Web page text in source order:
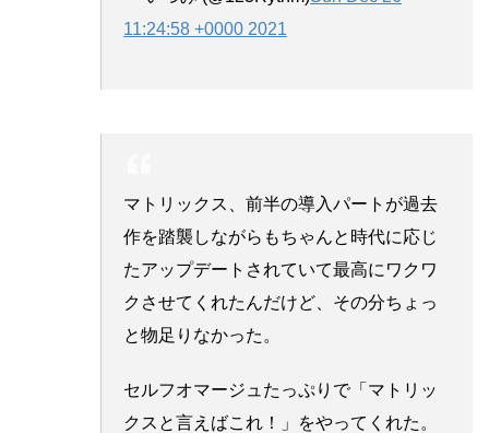
11:24:58 +0000 2021
マトリックス、前半の導入パートが過去
作を踏襲しながらもちゃんと時代に応じ
たアップデートされていて最高にワクワ
クさせてくれたんだけど、その分ちょっ
と物足りなかった。
セルフオマージュたっぷりで「マトリッ
クスと言えばこれ！」をやってくれた。